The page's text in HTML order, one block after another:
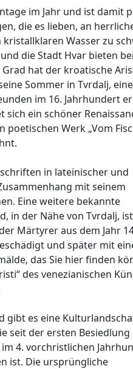
im Jahr und ist damit
die es lieben, an
Wasser zu
die Stadt Hvar bieten
hat der kroatische
Sommer in Tvrdalj,
im 16. Jahrhundert
ein schöner
Werk „Vom
in lateinischer und
mit seinem
Eine weitere bekannte
in der Nähe von Tvrdalj,
Märtyrer aus dem Jahr
und später mit
das Sie hier finden
des venezianischen
gibt es eine
seit der ersten
4. vorchristlichen
ist. Die ursprüngliche